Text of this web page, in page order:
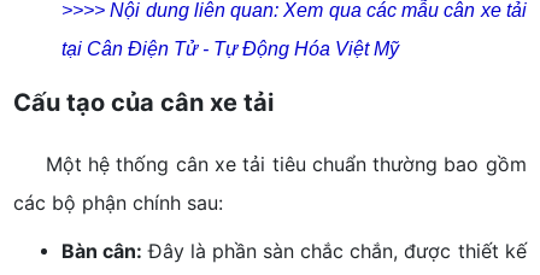
>>>> Nội dung liên quan:Xem qua các mẫu cân xe tải
tại Cân Điện Tử - Tự Động Hóa Việt Mỹ
Cấu tạo của cân xe tải
Một hệ thống cân xe tải tiêu chuẩn thường bao gồm
các bộ phận chính sau:
Bàn cân:Đây là phần sàn chắc chắn, được thiết kế